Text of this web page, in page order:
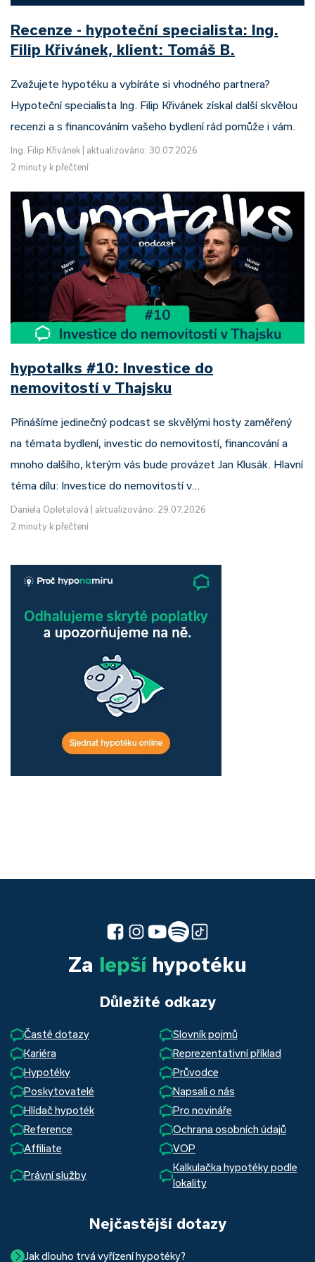
Recenze - hypoteční specialista: Ing.
Filip Křivánek, klient: Tomáš B.
Zvažujete hypotéku a vybíráte si vhodného partnera?
Hypoteční specialista Ing. Filip Křivánek získal další skvělou
recenzi a s financováním vašeho bydlení rád pomůže i vám.
Ing. Filip Křivánek
aktualizováno: 30.07.2026
2 minuty k přečtení
hypotalks #10: Investice do
nemovitostí v Thajsku
Přinášíme jedinečný podcast se skvělými hosty zaměřený
na témata bydlení, investic do nemovitostí, financování a
mnoho dalšího, kterým vás bude provázet Jan Klusák. Hlavní
téma dílu: Investice do nemovitostí v…
Daniela Opletalová
aktualizováno: 29.07.2026
2 minuty k přečtení
Za lepšíhypotéku
Důležité odkazy
Časté dotazy
Slovník pojmů
Kariéra
Reprezentativní příklad
Hypotéky
Průvodce
Poskytovatelé
Napsali o nás
Hlídač hypoték
Pro novináře
Reference
Ochrana osobních údajů
Affiliate
VOP
Právní služby
Kalkulačka hypotéky podle
lokality
Nejčastější dotazy
Jak dlouho trvá vyřízení hypotéky?